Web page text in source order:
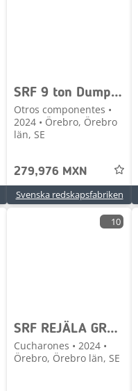
SRF 9 ton Dumpervagn
Otros componentes •
2024 • Örebro, Örebro
län, SE
279,976 MXN
Svenska redskapsfabriken
10
SRF REJÄLA GRÄVSKOPOR MED HARDOX
Cucharones • 2024 •
Örebro, Örebro län, SE